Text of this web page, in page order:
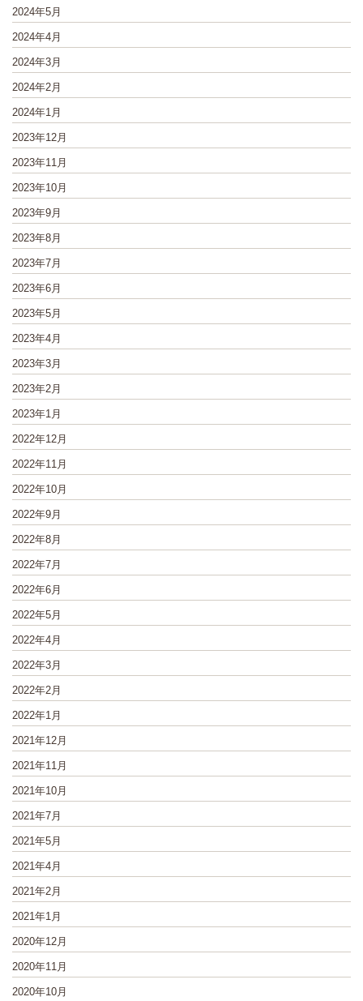
2024年5月
2024年4月
2024年3月
2024年2月
2024年1月
2023年12月
2023年11月
2023年10月
2023年9月
2023年8月
2023年7月
2023年6月
2023年5月
2023年4月
2023年3月
2023年2月
2023年1月
2022年12月
2022年11月
2022年10月
2022年9月
2022年8月
2022年7月
2022年6月
2022年5月
2022年4月
2022年3月
2022年2月
2022年1月
2021年12月
2021年11月
2021年10月
2021年7月
2021年5月
2021年4月
2021年2月
2021年1月
2020年12月
2020年11月
2020年10月